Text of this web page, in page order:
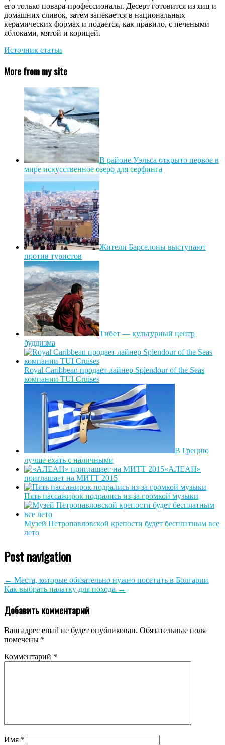
его только повара-профессионалы. Десерт готовится из яиц и
домашних сливок, затем запекается в национальных
керамических формах и подается, как правило, с печеными
яблоками, мятой и корицей.
Источник статьи
More from my site
В районе Уэльса открыто первое в
мире искусственное озеро для серфинга
Жители Барселоны выступают
против туристов
Тибет — культурный центр
буддизма
Royal Caribbean продает лайнер Splendour of the Seas
компании TUI Cruises
В Грецию
лучше ехать с наличными
«АЛЕАН»
приглашает на МИТТ 2015
Пять пассажирок подрались из-за громкой музыки
Музей Петропавловской крепости будет бесплатным все
лето
Post navigation
← Места, которые обязательно нужно посетить в Болгарии
Как выбрать палатку для похода →
Добавить комментарий
Ваш адрес email не будет опубликован. Обязательные поля
помечены *
Комментарий *
Имя *